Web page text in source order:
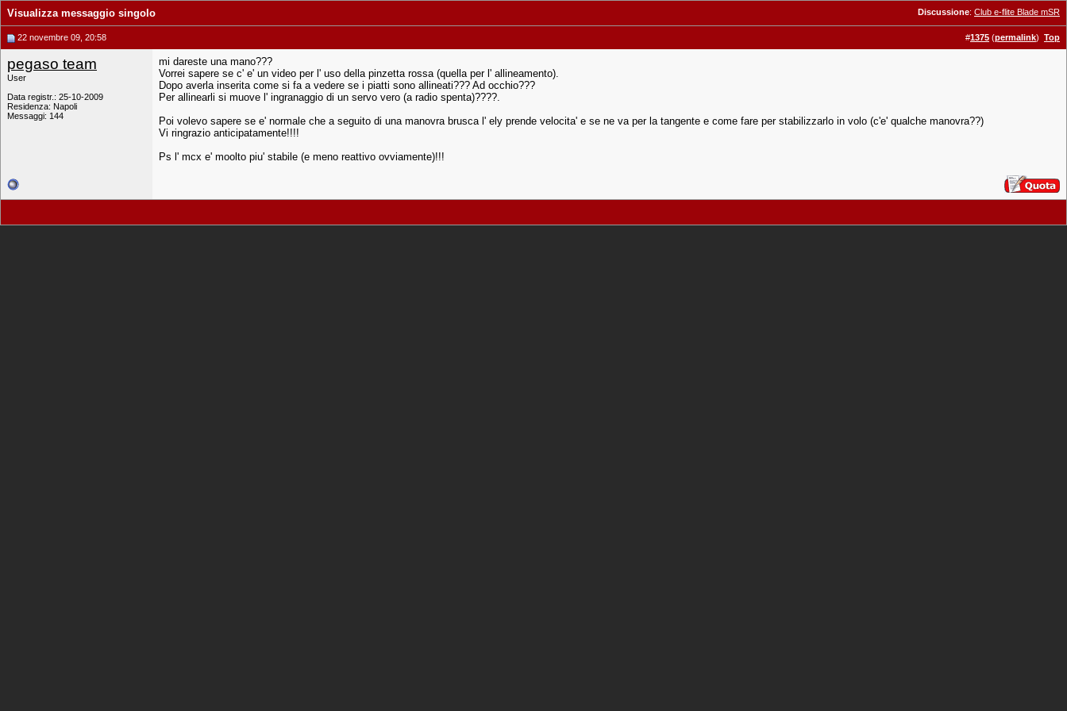
Discussione: Club e-flite Blade mSR
Visualizza messaggio singolo
22 novembre 09, 20:58 #1375 (permalink) Top
pegaso team
User
Data registr.: 25-10-2009
Residenza: Napoli
Messaggi: 144
mi dareste una mano???
Vorrei sapere se c' e' un video per l' uso della pinzetta rossa (quella per l' allineamento).
Dopo averla inserita come si fa a vedere se i piatti sono allineati??? Ad occhio???
Per allinearli si muove l' ingranaggio di un servo vero (a radio spenta)????.
Poi volevo sapere se e' normale che a seguito di una manovra brusca l' ely prende velocita' e se ne va per la tangente e come fare per stabilizzarlo in volo (c'e' qualche manovra??)
Vi ringrazio anticipatamente!!!!
Ps l' mcx e' moolto piu' stabile (e meno reattivo ovviamente)!!!